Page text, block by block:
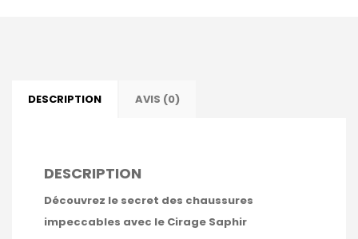
DESCRIPTION AVIS (0)
DESCRIPTION
Découvrez le secret des chaussures
impeccables avec le Cirage Saphir